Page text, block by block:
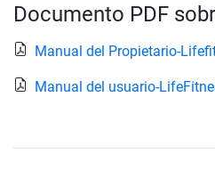
Documento PDF
Manual del Propietario-
Manual del usuario-